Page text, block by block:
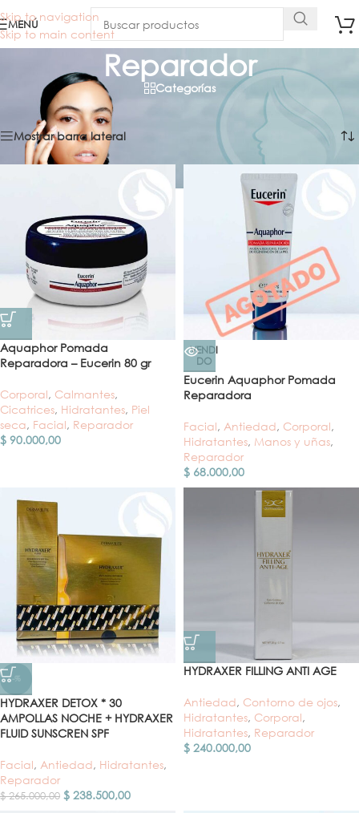
Skip to navigation
Skip to main content
MENÚ
Reparador
Categorías
Facial/Reparador Mostrando los 10 resultados
Mostrar barra lateral
Aquaphor Pomada
Reparadora – Eucerin 80 gr
Corporal, Calmantes,
Cicatrices, Hidratantes, Piel
seca, Facial, Reparador
$ 90.000,00
VENDI
DO
Eucerin Aquaphor Pomada
Reparadora
Facial, Antiedad, Corporal,
Hidratantes, Manos y uñas,
Reparador
$ 68.000,00
-%
HYDRAXER DETOX * 30
AMPOLLAS NOCHE + HYDRAXER
FLUID SUNSCREN SPF
Facial, Antiedad, Hidratantes,
Reparador
$265.000,00 $ 238.500,00
HYDRAXER FILLING ANTI AGE
Antiedad, Contorno de ojos,
Hidratantes, Corporal,
Hidratantes, Reparador
$ 240.000,00